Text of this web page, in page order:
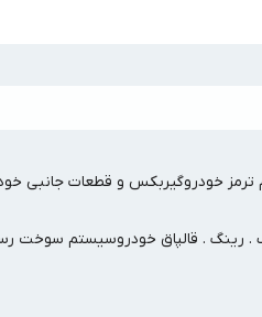
خودروگیربکس و قطعات جانبی
. رینگ . قالپاق خودروسیستم سوخت